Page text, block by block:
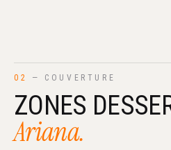
02 — COUVERTURE
ZONES
Ariana.